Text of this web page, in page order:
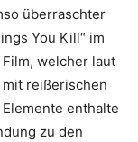
überraschter
You Kill“ im
welcher laut
reißerischen
enthalte
zu den